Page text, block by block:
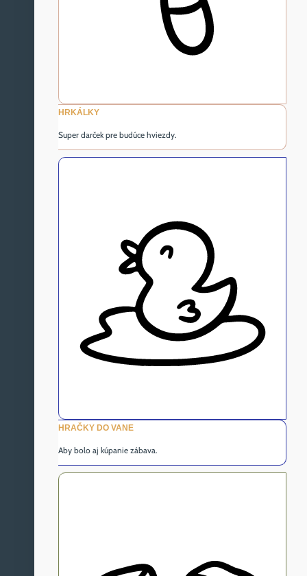
HRKÁLKY
Super darček pre budúce hviezdy.
HRAČKY DO VANE
Aby bolo aj kúpanie zábava.